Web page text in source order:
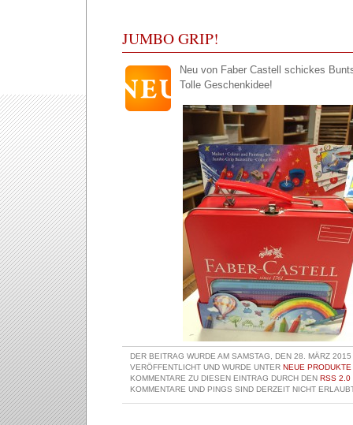
JUMBO GRIP!
Neu von Faber Castell schickes
Tolle Geschenkidee!
DER BEITRAG WURDE AM SAMSTAG, DEN 28. MÄRZ
VERÖFFENTLICHT UND WURDE UNTER NEUE PRODUKTE
KOMMENTARE ZU DIESEN EINTRAG DURCH DEN RSS 2.0
KOMMENTARE UND PINGS SIND DERZEIT NICHT